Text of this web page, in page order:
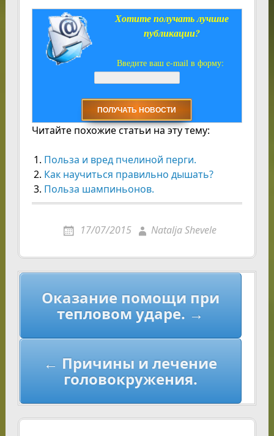
Хотите получать лучшие
публикации?
Введите ваш e-mail в форму:
Читайте похожие статьи на эту тему:
Польза и вред пчелиной перги.
Как научиться правильно дышать?
Польза шампиньонов.
17/07/2015 Natalja Shevele
Навигация
записям
Оказание помощи при
тепловом ударе. →
← Причины и лечение
головокружения.